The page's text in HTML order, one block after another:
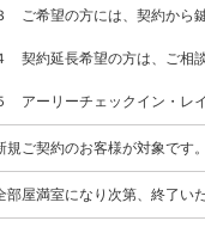
ご希望の方には、契約から
契約延長希望の方は、ご相
アーリーチェックイン・レ
規ご契約のお客様が対象です
部屋満室になり次第、終了い